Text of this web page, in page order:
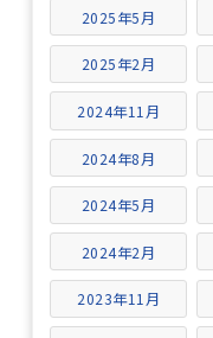
2025年5月
2025年2月
2024年11月
2024年8月
2024年5月
2024年2月
2023年11月